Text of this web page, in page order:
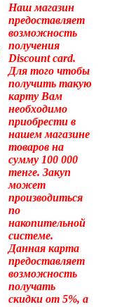
Наш магазин
предоставляет
возможность
получения
Discount card.
Для того чтобы
получить такую
карту Вам
необходимо
приобрести в
нашем магазине
товаров на
сумму 100 000
тенге. Закуп
может
производиться
по
накопительной
системе.
Данная карта
предоставляет
возможность
получать
скидки от 5%, а